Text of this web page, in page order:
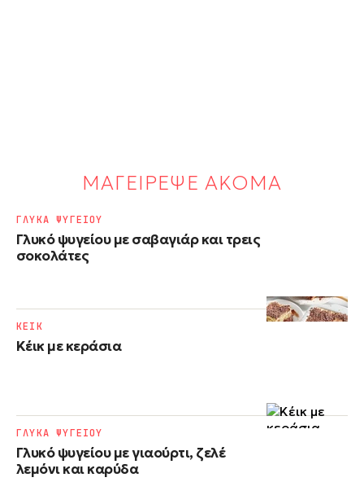
ΜΑΓΕΙΡΕΨΕ ΑΚΟΜΑ
Γλυκό ψυγείου με σαβαγιάρ και τρεις
σοκολάτες
ΓΛΥΚΑ ΨΥΓΕΙΟΥ
Κέικ με κεράσια
ΚΕΙΚ
Γλυκό ψυγείου με γιαούρτι, ζελέ
λεμόνι και καρύδα
ΓΛΥΚΑ ΨΥΓΕΙΟΥ